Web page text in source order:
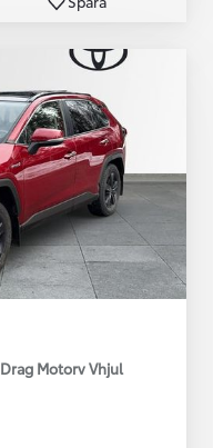
Motorv Vhjul